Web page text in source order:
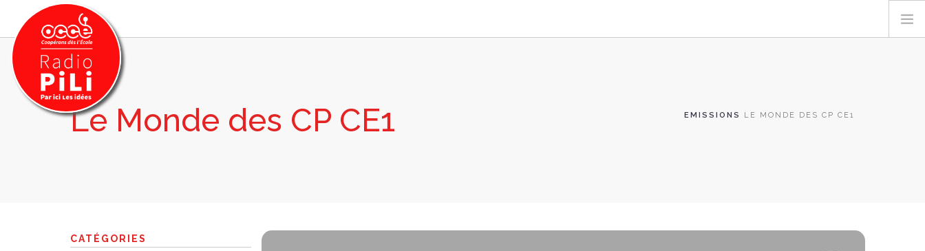
PRÉSENTATION
GRILLE DES PROGRAMMES
RECHERCHER
Le Monde des CP CE1 EMISSIONS LE MONDE DES CP CE1
CATÉGORIES